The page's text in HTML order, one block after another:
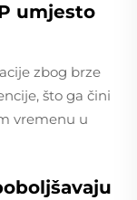
umjesto
zbog brze
što ga čini
vremenu u